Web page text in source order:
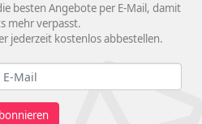
besten Angebote per E-Mail, damit
mehr verpasst.
jederzeit kostenlos abbestellen.